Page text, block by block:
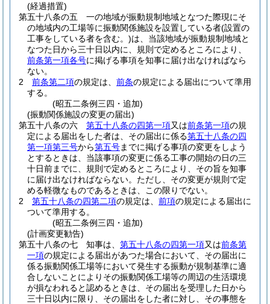
(経過措置)
第五十八条の五
一の地域が振動規制地域となつた際現にそ
の地域内の工場等に振動関係施設を設置している者(設置の
工事をしている者を含む。)は、当該地域が振動規制地域と
なつた日から三十日以内に、規則で定めるところにより、
前条第一項各号に掲げる事項を知事に届け出なければなら
ない。
2
前条第二項の規定は、 前条の規定による届出について準用
する。
(昭五二条例三四・追加)
(振動関係施設の変更の届出)
第五十八条の六
第五十八条の四第一項又は前条第一項の規
定による届出をした者は、その届出に係る第五十八条の四
第一項第三号から第五号までに掲げる事項の変更をしよう
とするときは、当該事項の変更に係る工事の開始の日の三
十日前までに、規則で定めるところにより、その旨を知事
に届け出なければならない。 ただし、その変更が規則で定
める軽微なものであるときは、この限りでない。
2
第五十八条の四第二項の規定は、 前項の規定による届出に
ついて準用する。
(昭五二条例三四・追加)
(計画変更勧告)
第五十八条の七
知事は、 第五十八条の四第一項又は前条第
一項の規定による届出があつた場合において、その届出に
係る振動関係工場等において発生する振動が規制基準に適
合しないことによりその振動関係工場等の周辺の生活環境
が損なわれると認めるときは、その届出を受理した日から
三十日以内に限り、その届出をした者に対し、その事態を